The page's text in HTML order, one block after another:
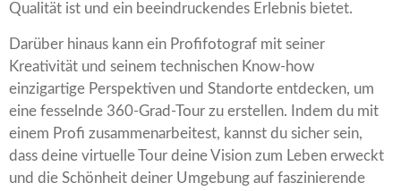
Qualität ist und ein beeindruckendes Erlebnis bietet.
Darüber hinaus kann ein Profifotograf mit seiner
Kreativität und seinem technischen Know-how
einzigartige Perspektiven und Standorte entdecken, um
eine fesselnde 360-Grad-Tour zu erstellen. Indem du mit
einem Profi zusammenarbeitest, kannst du sicher sein,
dass deine virtuelle Tour deine Vision zum Leben erweckt
und die Schönheit deiner Umgebung auf faszinierende